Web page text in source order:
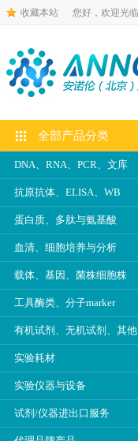
收藏本站 您好，欢迎光
全部产品分类
DNA、RNA、PCR、文库
抗原抗体、ELISA、WB
蛋白质、多肽与氨基酸
血清、细胞培养与分析
载体、基因、菌株细胞株
工具酶类、分子marker
实验耗材
实验仪器与设备
试剂/仪器进出口服务